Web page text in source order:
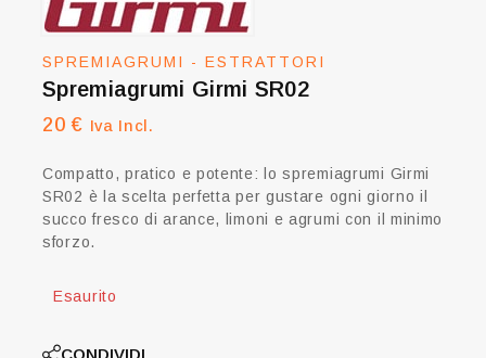
SPREMIAGRUMI - ESTRATTORI
Spremiagrumi Girmi SR02
20€ Iva Incl.
Compatto, pratico e potente: lo spremiagrumi Girmi
SR02 è la scelta perfetta per gustare ogni giorno il
succo fresco di arance, limoni e agrumi con il minimo
sforzo.
Esaurito